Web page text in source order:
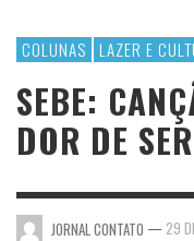
COLUNAS LAZER E
SEBE:
DOR DE
JORNAL CONTATO — 29